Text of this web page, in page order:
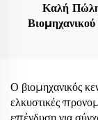
Καλή
Μηχάνημα
Ανακύκλωση
Ο βιομηχανικός
ελκυστικές